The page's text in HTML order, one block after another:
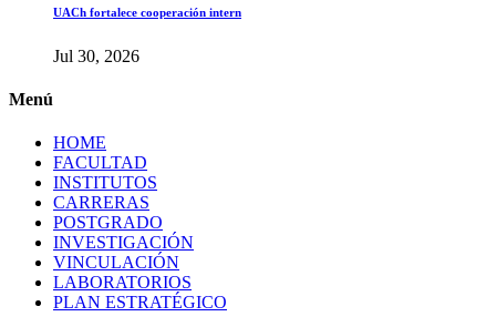
UACh fortalece cooperación intern
Jul 30, 2026
Menú
HOME
FACULTAD
INSTITUTOS
CARRERAS
POSTGRADO
INVESTIGACIÓN
VINCULACIÓN
LABORATORIOS
PLAN ESTRATÉGICO